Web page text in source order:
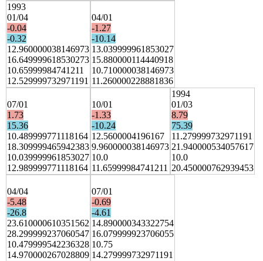
1993
01/04
-0.04
-0.32
12.960000038146973
16.649999618530273
10.65999984741211
12.529999732971191
04/01
-1.27
-10.14
13.039999961853027
15.880000114440918
10.710000038146973
11.260000228881836
07/01
1.73
15.36
10.489999771118164
18.309999465942383
10.039999961853027
12.989999771118164
10/01
-1.33
-10.24
12.5600004196167
9.960000038146973
10.0
11.65999984741211
1994
01/03
8.79
75.39
11.279999732971191
21.940000534057617
10.0
20.450000762939453
04/04
-5.48
-26.8
23.610000610351562
28.299999237060547
10.479999542236328
14.970000267028809
07/01
-0.69
-4.61
14.890000343322754
16.079999923706055
10.75
14.279999732971191